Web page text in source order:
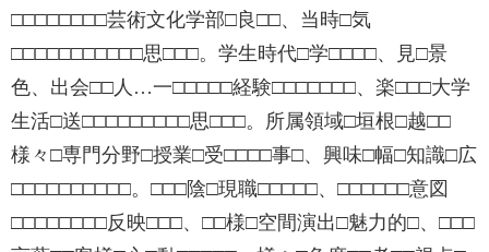
□□□□□□□□芸術文化学部□良□□、当時□気
□□□□□□□□□□□思□□□。学生時代□学□□□□、見□景
色、出会□□人…一□□□□□経験□□□□□□□、楽□□□大学
生活□送□□□□□□□□□思□□□。所属領域□垣根□越□□
様々□専門分野□授業□受□□□□事□、興味□幅□知識□広
□□□□□□□□□□。□□□陰□現職□□□□□、□□□□□□意図
□□□□□□□□反映□□□、□□様□空間演出□魅力的□、□□□